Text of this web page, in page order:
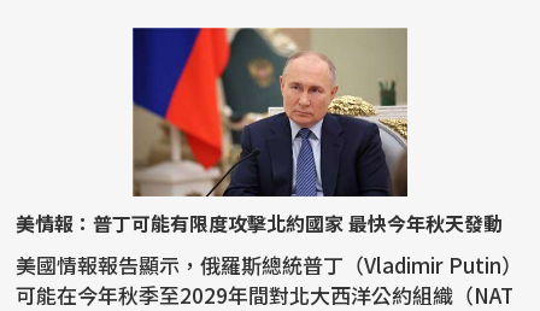
美情報：普丁可能有限度攻擊北約國家 最快今年秋天發動
美國情報報告顯示，俄羅斯總統普丁（Vladimir Putin）
可能在今年秋季至2029年間對北大西洋公約組織（NAT